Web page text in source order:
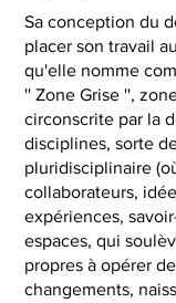
Sa conception du
placer son travail
qu'elle nomme
'' Zone Grise '',
circonscrite par la
disciplines, sorte
pluridisciplinaire
collaborateurs,
expériences,
espaces, qui
propres à opérer
changements,